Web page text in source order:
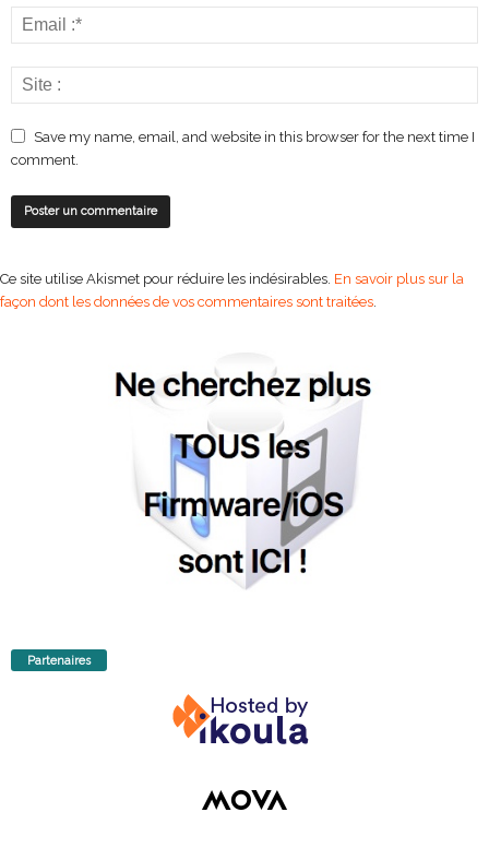
Save my name, email, and website in this browser for the next time I
comment.
Ce site utilise Akismet pour réduire les indésirables. En savoir plus sur la
façon dont les données de vos commentaires sont traitées.
Partenaires